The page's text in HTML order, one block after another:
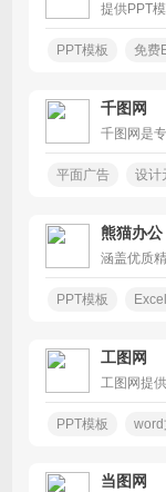
PPT模板 免费
千图网
平面广告 设计
熊猫办公
PPT模板
工图网
PPT模板 word
当图网